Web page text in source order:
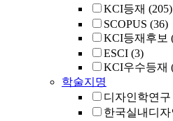
KCI등재 (205)
SCOPUS (36)
KCI등재후보
ESCI (3)
KCI우수등재
학술지명
디자인학연구
한국실내디